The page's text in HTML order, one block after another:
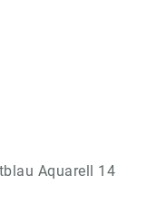
Aquarell 14